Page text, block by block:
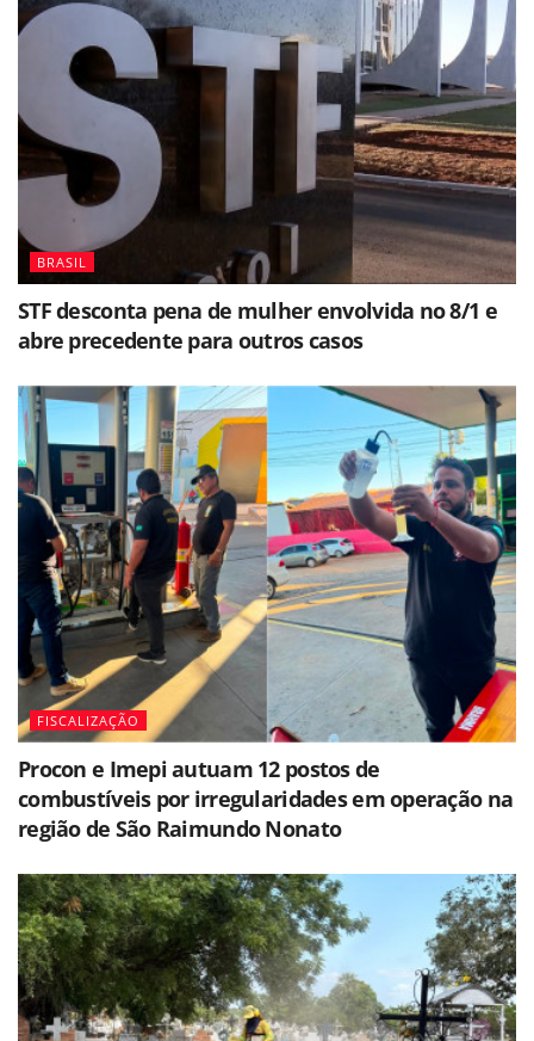
BRASIL
STF desconta pena de mulher envolvida no 8/1 e
abre precedente para outros casos
FISCALIZAÇÃO
Procon e Imepi autuam 12 postos de
combustíveis por irregularidades em operação na
região de São Raimundo Nonato